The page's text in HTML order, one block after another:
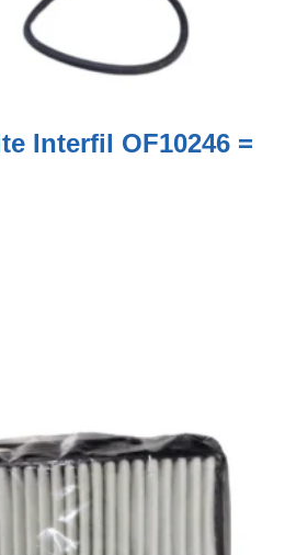
Interfil OF10246 =